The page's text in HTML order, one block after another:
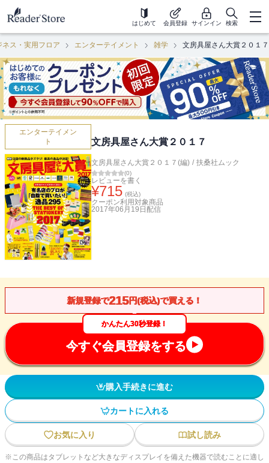
はじめて 会員登録 サインイン 検索
ネス・実用フロア エンターテイメント 雑学 文房具屋さん大賞２０１７
エンターテイメン
ト
文房具屋さん大賞２０１７
文房具屋さん大賞２０１７(編) / 扶桑社ムック
(0)
レビューを書く
¥715 (税込)
クーポン利用対象商品
2017年06月19日 配信
新規登録で215円(税込)で買える！
かんたん30秒登録！
今すぐ会員登録をする
購入手続きに進む
カートに入れる
お気に入り 試し読み
※この商品はタブレットなど大きなディスプレイを備えた機器で読むことに適し